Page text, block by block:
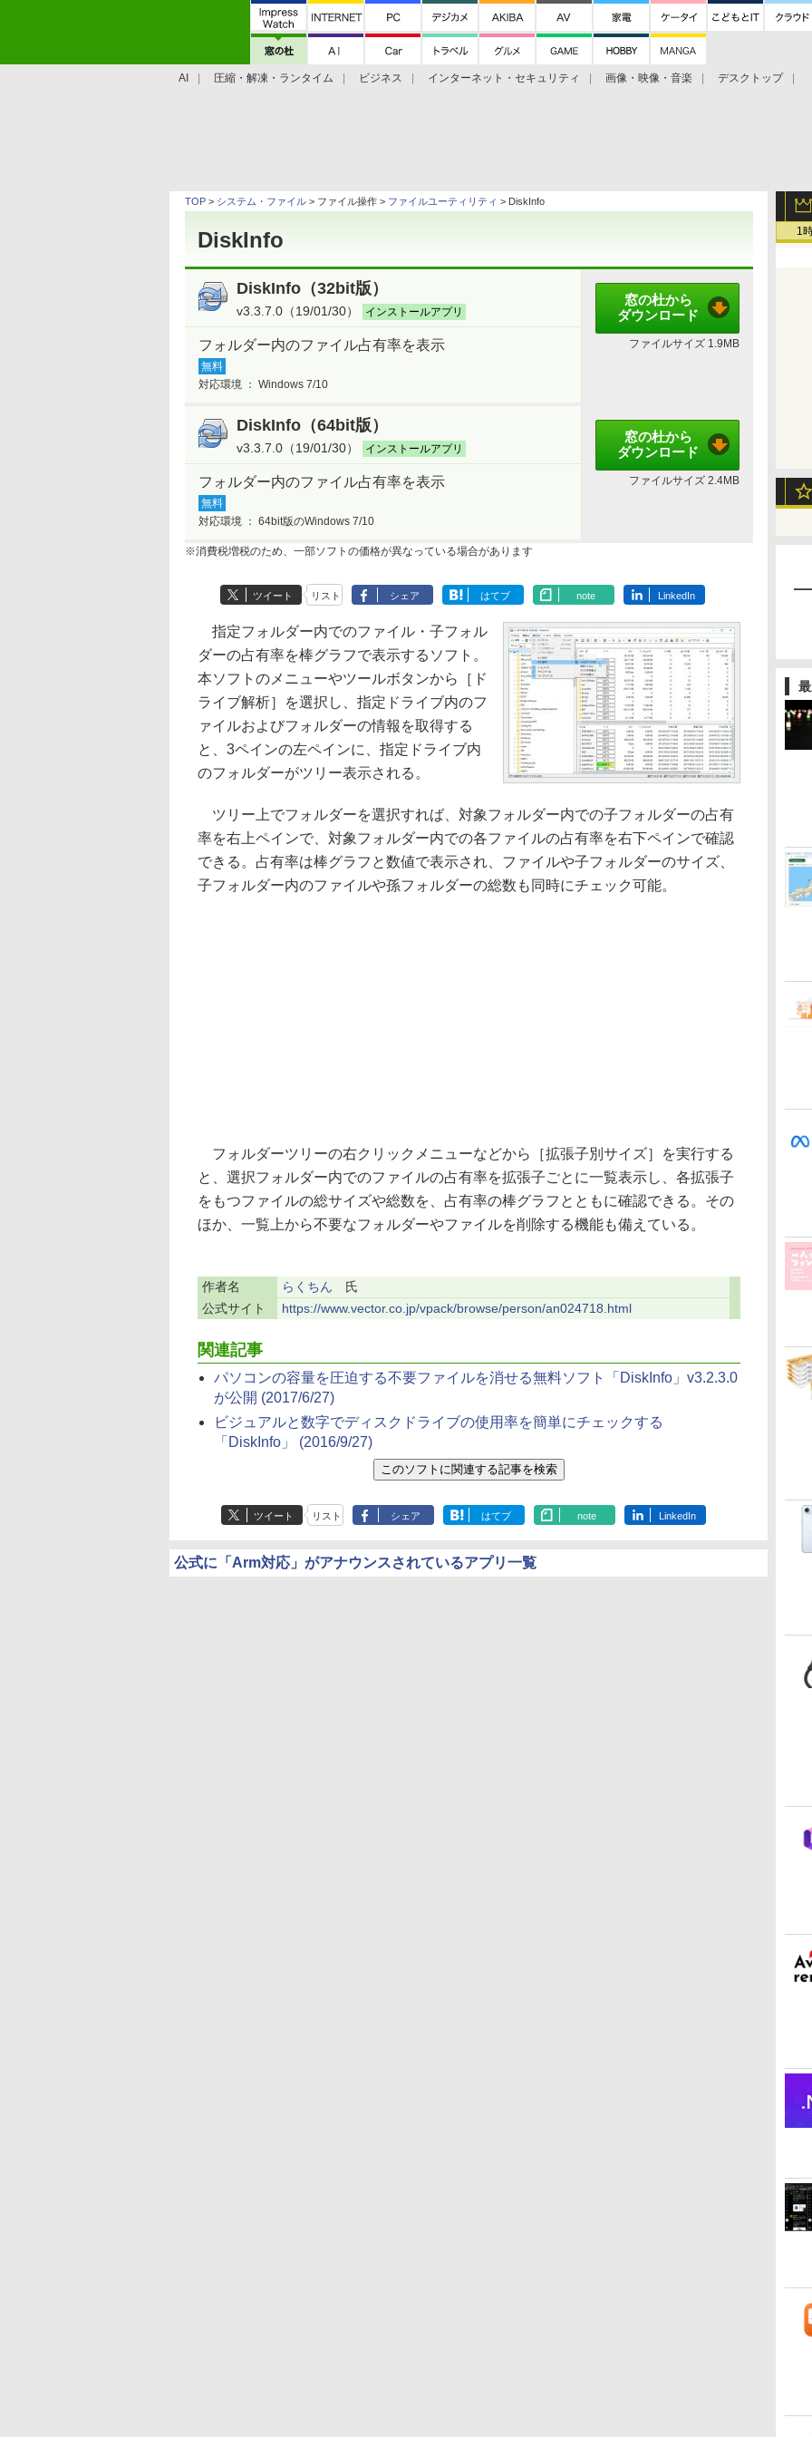
AI 圧縮・解凍・ランタイム ビジネス インターネット・セキュリティ 画像・映像・音楽
デスクトップ
1
TOP> システム・ファイル> ファイル操作 > ファイルユーティリティ > DiskInfo
DiskInfo
DiskInfo（32bit版）
v3.3.7.0（19/01/30） インストールアプリ
フォルダー内のファイル占有率を表示
無料
対応環境 ： Windows 7/10
窓の杜から
ダウンロード
ファイルサイズ 1.9MB
DiskInfo（64bit版）
v3.3.7.0（19/01/30） インストールアプリ
フォルダー内のファイル占有率を表示
無料
対応環境 ： 64bit版のWindows 7/10
窓の杜から
ダウンロード
ファイルサイズ 2.4MB
※消費税増税のため、一部ソフトの価格が異なっている場合があります
ツイート リスト シェア はてブ note LinkedIn
指定フォルダー内でのファイル・子フォル
ダーの占有率を棒グラフで表示するソフト。
本ソフトのメニューやツールボタンから［ド
ライブ解析］を選択し、指定ドライブ内のフ
ァイルおよびフォルダーの情報を取得する
と、3ペインの左ペインに、指定ドライブ内
のフォルダーがツリー表示される。
ツリー上でフォルダーを選択すれば、対象フォルダー内での子フォルダーの占有
率を右上ペインで、対象フォルダー内での各ファイルの占有率を右下ペインで確認
できる。占有率は棒グラフと数値で表示され、ファイルや子フォルダーのサイズ、
子フォルダー内のファイルや孫フォルダーの総数も同時にチェック可能。
フォルダーツリーの右クリックメニューなどから［拡張子別サイズ］を実行する
と、選択フォルダー内でのファイルの占有率を拡張子ごとに一覧表示し、各拡張子
をもつファイルの総サイズや総数を、占有率の棒グラフとともに確認できる。その
ほか、一覧上から不要なフォルダーやファイルを削除する機能も備えている。
作者名 らくちん 氏
公式サイト
https://www.vector.co.jp/vpack/browse/person/an024718.html
関連記事
パソコンの容量を圧迫する不要ファイルを消せる無料ソフト「DiskInfo」v3.2.3.0
が公開 (2017/6/27)
ビジュアルと数字でディスクドライブの使用率を簡単にチェックする
「DiskInfo」 (2016/9/27)
ツイート リスト シェア はてブ note LinkedIn
公式に「Arm対応」がアナウンスされているアプリ一覧